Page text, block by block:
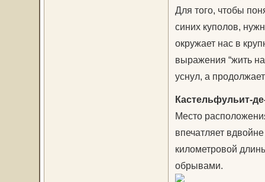
Для того, чтобы
синих куполов,
окружает нас в
выражения “жить
уснул, а
Кастельфульит-
Место
впечатляет
километровой
обрывами.